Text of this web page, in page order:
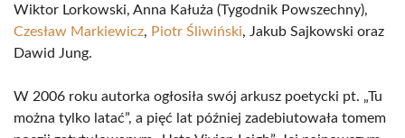
Wiktor Lorkowski, Anna Kałuża (Tygodnik Powszechny),
Czesław Markiewicz, Piotr Śliwiński, Jakub Sajkowski oraz
Dawid Jung.
W 2006 roku autorka ogłosiła swój arkusz poetycki pt. „Tu
można tylko latać”, a pięć lat później zadebiutowała tomem